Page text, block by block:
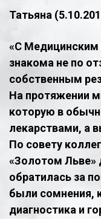
Татьяна
«С Медицинским
знакома не по
собственным
На протяжении
которую в
лекарствами, а
По совету
«Золотом Льве»
обратилась за
были сомнения,
диагностика и